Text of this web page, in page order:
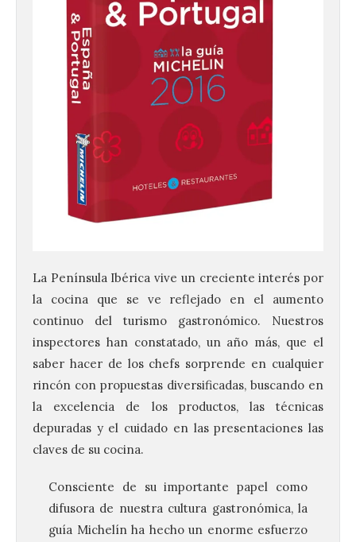
La Península Ibérica vive un creciente interés por
la cocina que se ve reflejado en el aumento
continuo del turismo gastronómico. Nuestros
inspectores han constatado, un año más, que el
saber hacer de los chefs sorprende en cualquier
rincón con propuestas diversificadas, buscando en
la excelencia de los productos, las técnicas
depuradas y el cuidado en las presentaciones las
claves de su cocina.
Consciente de su importante papel como
difusora de nuestra cultura gastronómica, la
guía Michelín ha hecho un enorme esfuerzo